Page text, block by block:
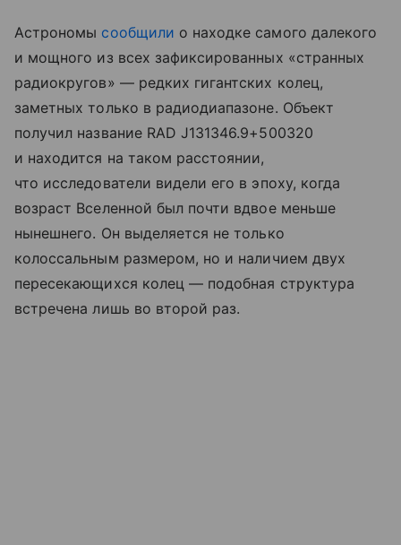
Астрономы сообщили о находке самого далекого
и мощного из всех зафиксированных «странных
радиокругов» — редких гигантских колец,
заметных только в радиодиапазоне. Объект
получил название RAD J131346.9+500320
и находится на таком расстоянии,
что исследователи видели его в эпоху, когда
возраст Вселенной был почти вдвое меньше
нынешнего. Он выделяется не только
колоссальным размером, но и наличием двух
пересекающихся колец — подобная структура
встречена лишь во второй раз.